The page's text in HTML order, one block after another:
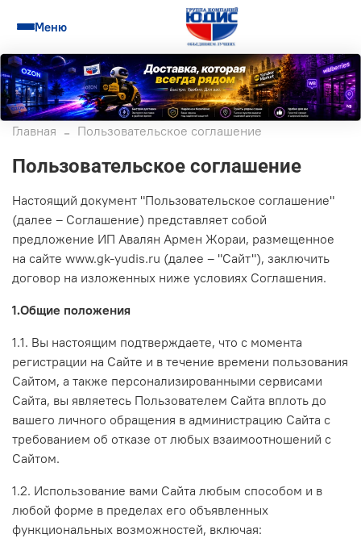
Меню
Главная Пользовательское соглашение
Пользовательское соглашение
Настоящий документ "Пользовательское соглашение"
(далее – Соглашение) представляет собой
предложение ИП Авалян Армен Жораи, размещенное
на сайте www.gk-yudis.ru (далее – "Сайт"), заключить
договор на изложенных ниже условиях Соглашения.
1.Общие положения
1.1. Вы настоящим подтверждаете, что с момента
регистрации на Сайте и в течение времени пользования
Сайтом, а также персонализированными сервисами
Сайта, вы являетесь Пользователем Сайта вплоть до
вашего личного обращения в администрацию Сайта с
требованием об отказе от любых взаимоотношений с
Сайтом.
1.2. Использование вами Сайта любым способом и в
любой форме в пределах его объявленных
функциональных возможностей, включая: